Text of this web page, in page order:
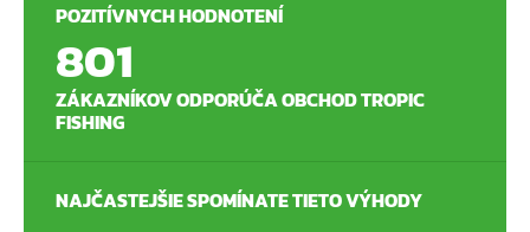
POZITÍVNYCH HODNOTENÍ
801
ZÁKAZNÍKOV ODPORÚČA OBCHOD TROPIC
FISHING
NAJČASTEJŠIE SPOMÍNATE TIETO VÝHODY